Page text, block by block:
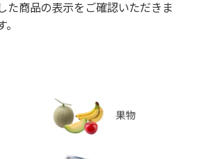
た商品の表示をご確認いただきま